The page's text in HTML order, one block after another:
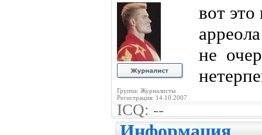
Группа: Журналисты
Регистрация: 14.10.2007
вот
не
ICQ: --